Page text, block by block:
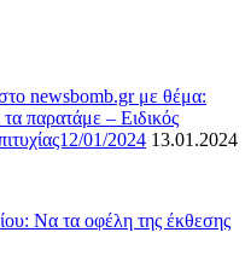
newsbomb.gr με θέμα:
τα παρατάμε – Ειδικός
01/2024 13.01.2024
Να τα οφέλη της έκθεσης